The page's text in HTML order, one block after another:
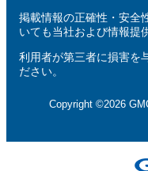
掲載情報の正確性・安全
いても当社および情報提
利用者が第三者に損害を
ださい。
Copyright ©2026